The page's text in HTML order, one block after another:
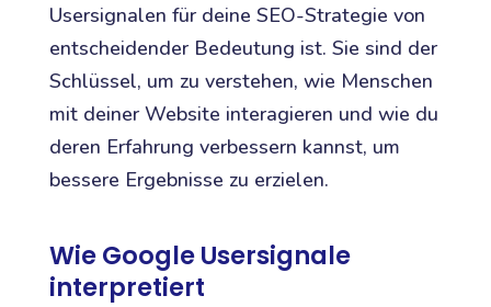
Usersignalen für deine SEO-Strategie von
entscheidender Bedeutung ist. Sie sind der
Schlüssel, um zu verstehen, wie Menschen
mit deiner Website interagieren und wie du
deren Erfahrung verbessern kannst, um
bessere Ergebnisse zu erzielen.
Wie Google Usersignale
interpretiert